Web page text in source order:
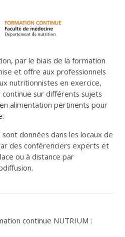
par le biais de la formation
et offre aux professionnels
nutritionnistes en exercice,
sur différents sujets
alimentation pertinents pour
données dans les locaux de
des conférenciers experts et
ou à distance par
continue NUTRIUM :